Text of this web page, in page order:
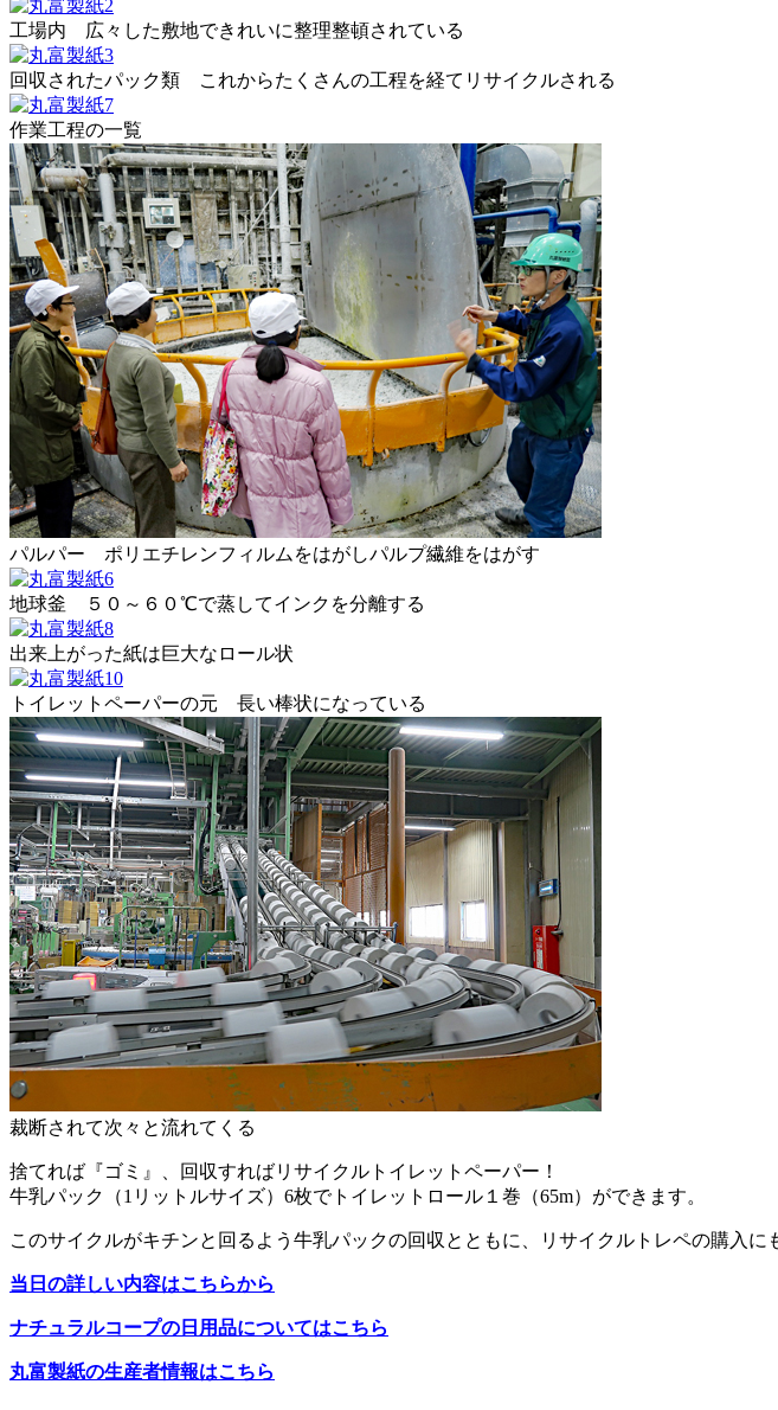
工場内 広々した敷地できれいに整理整頓されている
回収されたパック類 これからたくさんの工程を経てリサイクルされる
作業工程の一覧
パルパー ポリエチレンフィルムをはがしパルプ繊維をはがす
地球釜 ５０～６０℃で蒸してインクを分離する
出来上がった紙は巨大なロール状
トイレットペーパーの元 長い棒状になっている
裁断されて次々と流れてくる
捨てれば『ゴミ』、回収すればリサイクルトイレットペーパー！
牛乳パック（1リットルサイズ）6枚でトイレットロール１巻（65m）ができます。
このサイクルがキチンと回るよう牛乳パックの回収とともに、リサイクルトレペの購入に
当日の詳しい内容はこちらから
ナチュラルコープの日用品についてはこちら
丸富製紙の生産者情報はこちら